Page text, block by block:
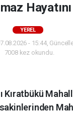
YEREL
- 15:44,
7008 kez okundu.
Kıratbükü